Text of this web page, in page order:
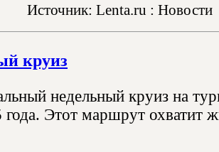
Источник: Lenta.ru : Новости
круиз
недельный круиз на
Этот маршрут охватит